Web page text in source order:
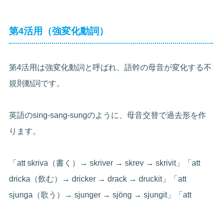
第4活用（強変化動詞）
第4活用は強変化動詞と呼ばれ、語幹の母音が変化する不
規則動詞です。
英語のsing-sang-sungのように、母音交替で過去形を作
ります。
「att skriva（書く）→ skriver → skrev → skrivit」「att
dricka（飲む）→ dricker → drack → druckit」「att
sjunga（歌う）→ sjunger → sjöng → sjungit」「att